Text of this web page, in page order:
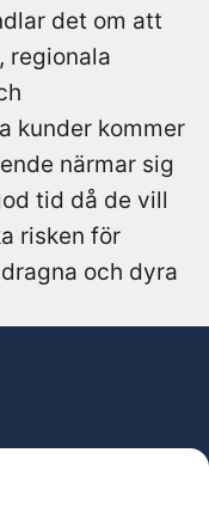
det om att
regionala
kunder kommer
närmar sig
tid då de vill
risken för
och dyra